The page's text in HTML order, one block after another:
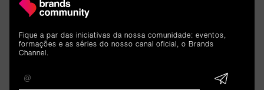
ARTIGOS
RELACIONADOS
Fique a par das iniciativas da nossa comunidade: eventos,
formações e as séries do nosso canal oficial, o Brands
Channel.